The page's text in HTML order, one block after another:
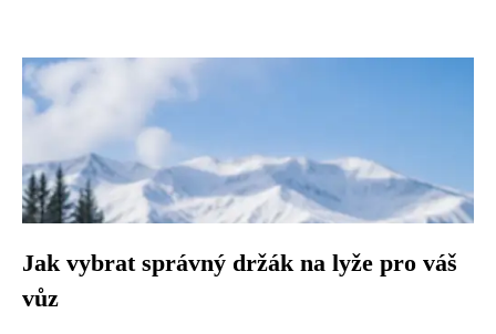
Jak vybrat správný držák na lyže pro váš
vůz